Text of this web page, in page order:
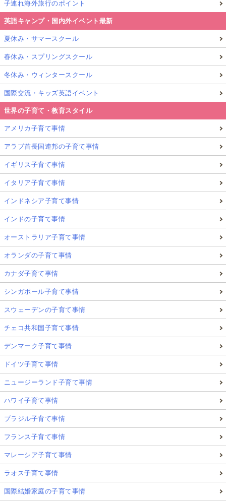
子連れ海外旅行のポイント
英語キャンプ・国内外イベント最新
夏休み・サマースクール
春休み・スプリングスクール
冬休み・ウィンタースクール
国際交流・キッズ英語イベント
世界の子育て・教育スタイル
アメリカ子育て事情
アラブ首長国連邦の子育て事情
イギリス子育て事情
イタリア子育て事情
インドネシア子育て事情
インドの子育て事情
オーストラリア子育て事情
オランダの子育て事情
カナダ子育て事情
シンガポール子育て事情
スウェーデンの子育て事情
チェコ共和国子育て事情
デンマーク子育て事情
ドイツ子育て事情
ニュージーランド子育て事情
ハワイ子育て事情
ブラジル子育て事情
フランス子育て事情
マレーシア子育て事情
ラオス子育て事情
国際結婚家庭の子育て事情